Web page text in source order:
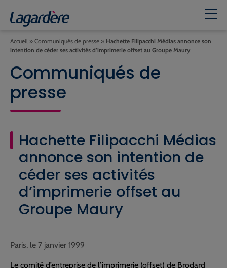
Accueil » Communiqués de presse » Hachette Filipacchi Médias annonce son
intention de céder ses activités d’imprimerie offset au Groupe Maury
Communiqués de
presse
Hachette Filipacchi Médias
annonce son intention de
céder ses activités
d’imprimerie offset au
Groupe Maury
Paris, le 7 janvier 1999
Le comité d’entreprise de l’imprimerie (offset) de Brodard